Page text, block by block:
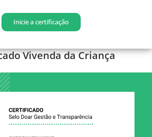
Inicie a certificação
Vivenda da Criança